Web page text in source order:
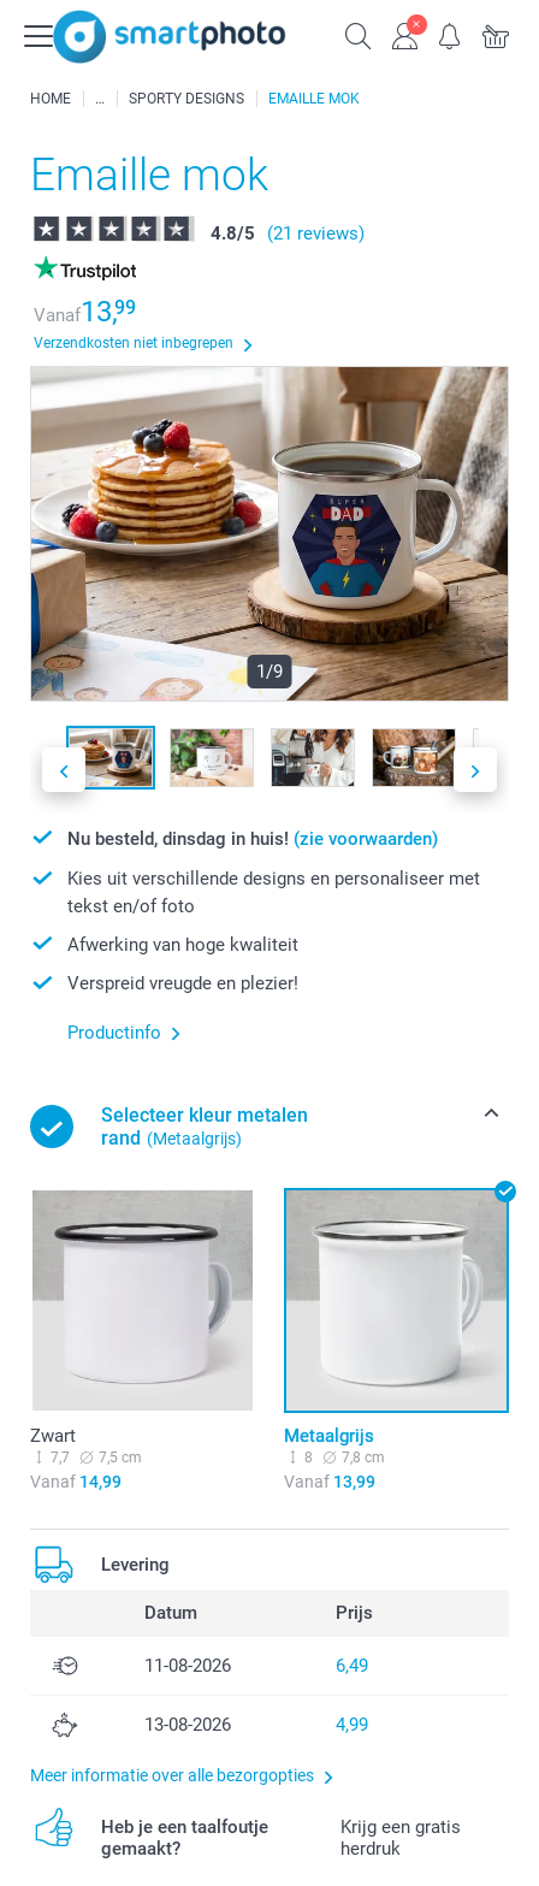
HOME SPORTY DESIGNS EMAILLE MOK
Emaille mok
4.8/5 (21 reviews)
Vanaf13,99
Verzendkosten niet inbegrepen
1/9
Nu besteld, dinsdag in huis! (zie voorwaarden)
Kies uit verschillende designs en personaliseer met
tekst en/of foto
Afwerking van hoge kwaliteit
Verspreid vreugde en plezier!
Productinfo
Selecteer kleur metalen
rand (Metaalgrijs)
Zwart
7,7 7,5 cm
Vanaf 14,99
Metaalgrijs
8 7,8 cm
Vanaf13,99
Levering
Datum Prijs
11-08-2026 6,49
13-08-2026 4,99
Meer informatie over alle bezorgopties
Heb je een taalfoutje
gemaakt?
Krijg een gratis
herdruk